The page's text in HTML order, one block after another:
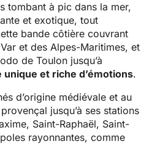
tombant à pic dans la mer,
et exotique, tout
bande côtière couvrant
et des Alpes-Maritimes, et
de Toulon jusqu’à
et riche d’émotions.
d’origine médiévale et au
jusqu’à ses stations
Saint-Raphaël, Saint-
rayonnantes, comme